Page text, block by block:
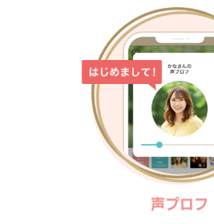
声プロフ